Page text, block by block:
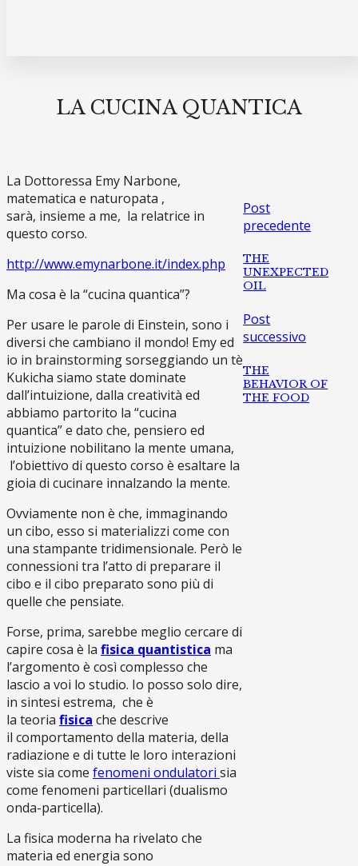
LA CUCINA QUANTICA
La Dottoressa Emy Narbone,
matematica e naturopata ,
sarà, insieme a me, la relatrice in
questo corso.
http://www.emynarbone.it/index.php
Ma cosa è la “cucina quantica”?
Per usare le parole di Einstein, sono i
diversi che cambiano il mondo! Emy ed
io in brainstorming sorseggiando un tè
Kukicha siamo state dominate
dall’intuizione, dalla creatività ed
abbiamo partorito la “cucina
quantica” e dato che, pensiero ed
intuizione nobilitano la mente umana,
l’obiettivo di questo corso è esaltare la
gioia di cucinare innalzando la mente.
Ovviamente non è che, immaginando
un cibo, esso si materializzi come con
una stampante tridimensionale. Però le
connessioni tra l’atto di preparare il
cibo e il cibo preparato sono più di
quelle che pensiate.
Forse, prima, sarebbe meglio cercare di
capire cosa è la fisica quantistica ma
l’argomento è così complesso che
lascio a voi lo studio. Io posso solo dire,
in sintesi estrema, che è
la teoria fisica che descrive
il comportamento della materia, della
radiazione e di tutte le loro interazioni
viste sia come fenomeni ondulatori sia
come fenomeni particellari (dualismo
onda-particella).
La fisica moderna ha rivelato che
materia ed energia sono
Post
precedente
THE
UNEXPECTED
OIL
Post
successivo
THE
BEHAVIOR OF
THE FOOD